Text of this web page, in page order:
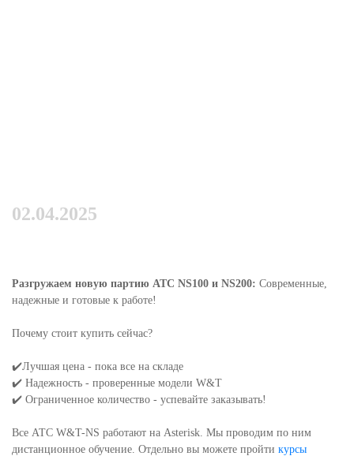
02.04.2025
Разгружаем новую партию АТС NS100 и NS200: Современные,
надежные и готовые к работе!
Почему стоит купить сейчас?
✔️Лучшая цена - пока все на складе
✔️ Надежность - проверенные модели W&T
✔️ Ограниченное количество - успевайте заказывать!
Все АТС W&T-NS работают на Asterisk. Мы проводим по ним
дистанционное обучение. Отдельно вы можете пройти курсы